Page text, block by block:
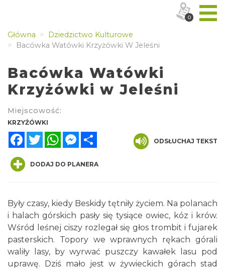
Główna
Dziedzictwo Kulturowe
Bacówka Watówki Krzyżówki W Jeleśni
Bacówka Watówki
Krzyżówki w Jeleśni
Miejscowość:
KRZYŻÓWKI
FacebookTwitterWhatsAppMessenger
ODSŁUCHAJ TEKST
DODAJ DO PLANERA
Były czasy, kiedy Beskidy tętniły życiem. Na polanach
i halach górskich pasły się tysiące owiec, kóz i krów.
Wśród leśnej ciszy rozlegał się głos trombit i fujarek
pasterskich. Topory we wprawnych rękach górali
waliły lasy, by wyrwać puszczy kawałek lasu pod
uprawę. Dziś mało jest w żywieckich górach stad
0